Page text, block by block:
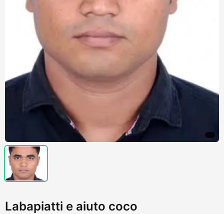
Labapiatti e aiuto coco